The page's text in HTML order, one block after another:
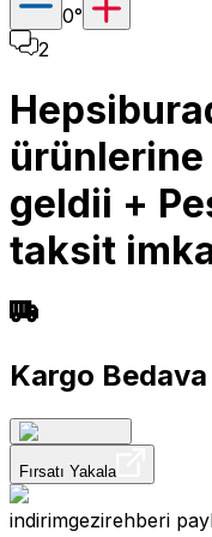
0°
2
geldii +
taksit
Kargo Bedava
Fırsatı Yakala
indirimgezirehberi